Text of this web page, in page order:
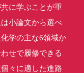
に学ぶことが重
小論文から選べ
学の主な6領域か
せで履修できる
々に適した進路